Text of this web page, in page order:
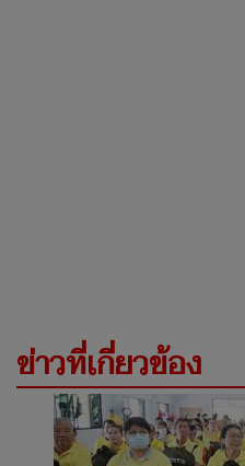
ข่าวที่เกี่ยวข้อง